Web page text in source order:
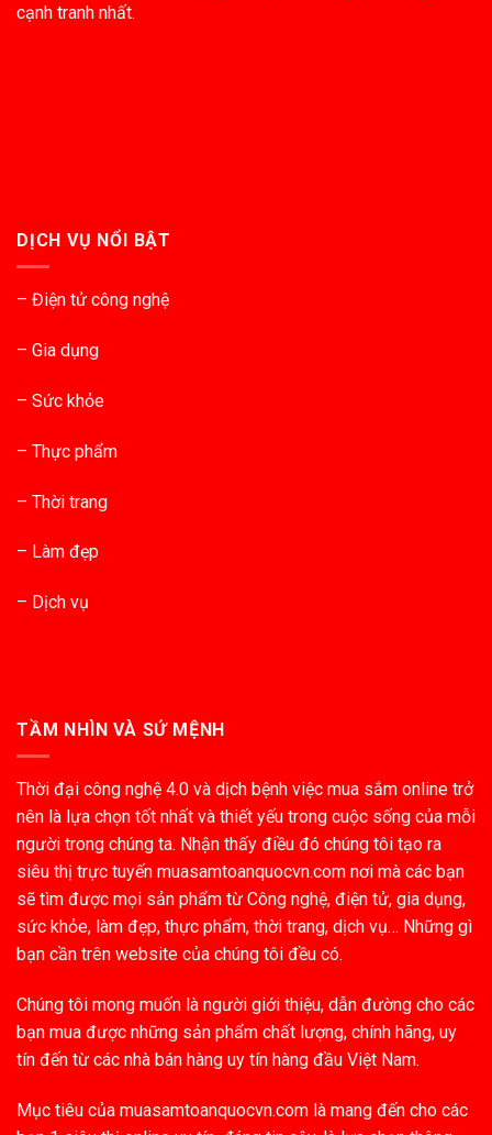
cạnh tranh nhất.
DỊCH VỤ NỔI BẬT
– Điện tử công nghệ
– Gia dụng
– Sức khỏe
– Thực phẩm
– Thời trang
– Làm đẹp
– Dịch vụ
TẦM NHÌN VÀ SỨ MỆNH
Thời đại công nghệ 4.0 và dịch bệnh việc mua sắm online trở
nên là lựa chọn tốt nhất và thiết yếu trong cuộc sống của mỗi
người trong chúng ta. Nhận thấy điều đó chúng tôi tạo ra
siêu thị trực tuyến muasamtoanquocvn.com nơi mà các bạn
sẽ tìm được mọi sản phẩm từ Công nghệ, điện tử, gia dụng,
sức khỏe, làm đẹp, thực phẩm, thời trang, dịch vụ… Những gì
bạn cần trên website của chúng tôi đều có.
Chúng tôi mong muốn là người giới thiệu, dẫn đường cho các
bạn mua được những sản phẩm chất lượng, chính hãng, uy
tín đến từ các nhà bán hàng uy tín hàng đầu Việt Nam.
Mục tiêu của muasamtoanquocvn.com là mang đến cho các